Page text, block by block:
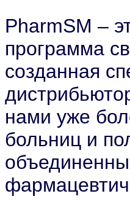
PharmSM –
программа
созданная
нами уже
больниц и